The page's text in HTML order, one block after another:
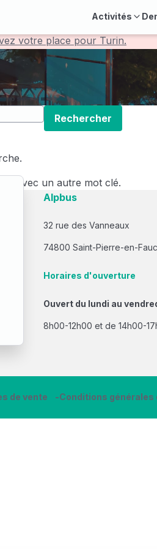
Activités
votre place pour Turin.
Rechercher
avec un autre mot clé.
Alpbus
32 rue des Vanneaux
74800 Saint-Pierre-en-
Horaires d'ouverture
Ouvert du lundi au
8h00-12h00 et de 14h00-
de vente Conditions